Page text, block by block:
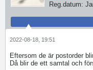
Reg.datum:
2022-08-18, 19:51
Eftersom de är postorder
Då blir de ett samtal och